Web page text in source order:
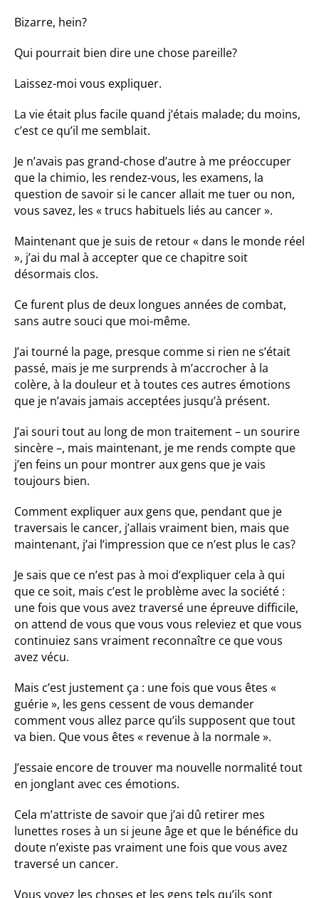
Bizarre, hein?
Qui pourrait bien dire une chose pareille?
Laissez-moi vous expliquer.
La vie était plus facile quand j’étais malade; du moins,
c’est ce qu’il me semblait.
Je n’avais pas grand-chose d’autre à me préoccuper
que la chimio, les rendez-vous, les examens, la
question de savoir si le cancer allait me tuer ou non,
vous savez, les « trucs habituels liés au cancer ».
Maintenant que je suis de retour « dans le monde réel
», j’ai du mal à accepter que ce chapitre soit
désormais clos.
Ce furent plus de deux longues années de combat,
sans autre souci que moi-même.
J’ai tourné la page, presque comme si rien ne s’était
passé, mais je me surprends à m’accrocher à la
colère, à la douleur et à toutes ces autres émotions
que je n’avais jamais acceptées jusqu’à présent.
J’ai souri tout au long de mon traitement – un sourire
sincère –, mais maintenant, je me rends compte que
j’en feins un pour montrer aux gens que je vais
toujours bien.
Comment expliquer aux gens que, pendant que je
traversais le cancer, j’allais vraiment bien, mais que
maintenant, j’ai l’impression que ce n’est plus le cas?
Je sais que ce n’est pas à moi d’expliquer cela à qui
que ce soit, mais c’est le problème avec la société :
une fois que vous avez traversé une épreuve difficile,
on attend de vous que vous vous releviez et que vous
continuiez sans vraiment reconnaître ce que vous
avez vécu.
Mais c’est justement ça : une fois que vous êtes «
guérie », les gens cessent de vous demander
comment vous allez parce qu’ils supposent que tout
va bien. Que vous êtes « revenue à la normale ».
J’essaie encore de trouver ma nouvelle normalité tout
en jonglant avec ces émotions.
Cela m’attriste de savoir que j’ai dû retirer mes
lunettes roses à un si jeune âge et que le bénéfice du
doute n’existe pas vraiment une fois que vous avez
traversé un cancer.
Vous voyez les choses et les gens tels qu’ils sont